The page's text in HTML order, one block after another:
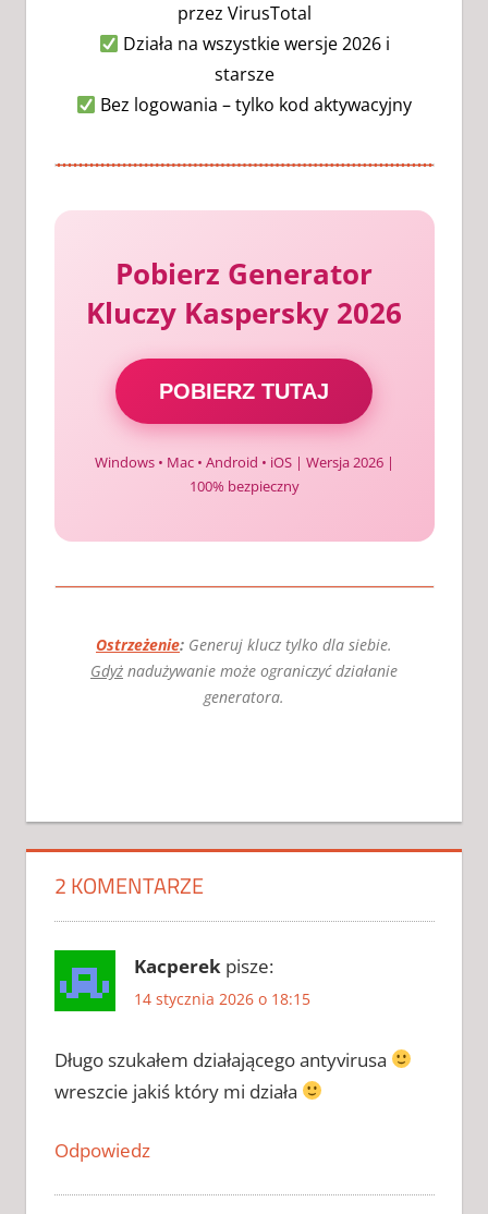
przez VirusTotal
Działa na wszystkie wersje 2026 i
starsze
Bez logowania – tylko kod aktywacyjny
Pobierz Generator
Kluczy Kaspersky 2026
POBIERZ TUTAJ
Windows • Mac • Android • iOS | Wersja 2026 |
100% bezpieczny
Ostrzeżenie: Generuj klucz tylko dla siebie.
Gdyż nadużywanie może ograniczyć działanie
generatora.
KACPERSKY
AKTYWATOR
CHOMIKUJ
AKTYWATOR
ZAPYTAJ
AKTYWATOR
DO
2026
2 KOMENTARZE
Kacperek pisze:
14 stycznia 2026 o 18:15
Długo szukałem działającego antyvirusa
wreszcie jakiś który mi działa
Odpowiedz